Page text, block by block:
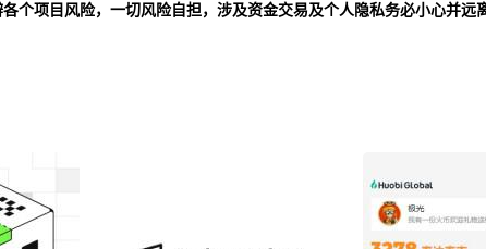
个项目风险，一切风险自担，涉及资金交易及个人隐私务必小心并远